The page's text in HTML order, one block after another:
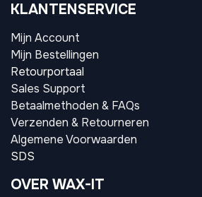
KLANTENSERVICE
Mijn Account
Mijn Bestellingen
Retourportaal
Sales Support
Betaalmethoden & FAQs
Verzenden & Retourneren
Algemene Voorwaarden
SDS
OVER WAX-IT